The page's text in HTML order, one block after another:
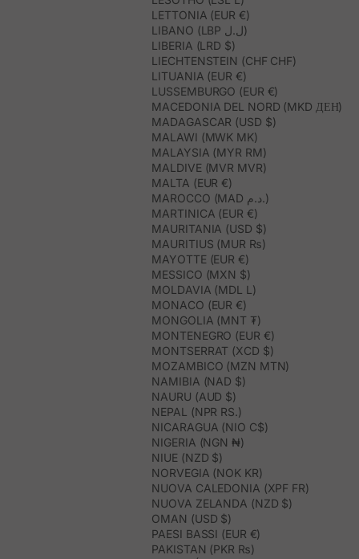
LETTONIA (EUR €)
LIBANO (LBP ل.ل)
LIBERIA (LRD $)
LIECHTENSTEIN (CHF CHF)
LITUANIA (EUR €)
LUSSEMBURGO (EUR €)
MACEDONIA DEL NORD (MKD ДЕН)
MADAGASCAR (USD $)
MALAWI (MWK MK)
MALAYSIA (MYR RM)
MALDIVE (MVR MVR)
MALTA (EUR €)
MAROCCO (MAD د.م.)
MARTINICA (EUR €)
MAURITANIA (USD $)
MAURITIUS (MUR ₨)
MAYOTTE (EUR €)
MESSICO (MXN $)
MOLDAVIA (MDL L)
MONACO (EUR €)
MONGOLIA (MNT ₮)
MONTENEGRO (EUR €)
MONTSERRAT (XCD $)
MOZAMBICO (MZN MTN)
NAMIBIA (NAD $)
NAURU (AUD $)
NEPAL (NPR RS.)
NICARAGUA (NIO C$)
NIGERIA (NGN ₦)
NIUE (NZD $)
NORVEGIA (NOK KR)
NUOVA CALEDONIA (XPF FR)
NUOVA ZELANDA (NZD $)
OMAN (USD $)
PAESI BASSI (EUR €)
PAKISTAN (PKR ₨)